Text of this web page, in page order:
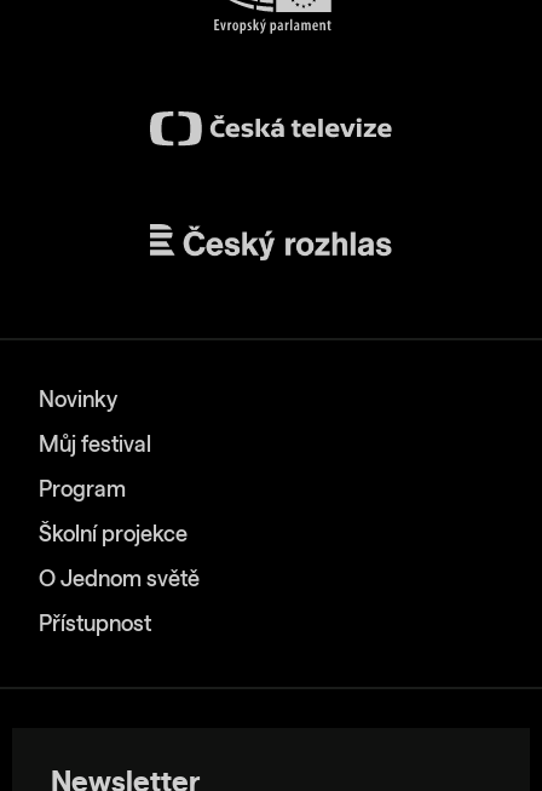
Novinky
Můj festival
Program
Školní projekce
O Jednom světě
Přístupnost
Newsletter